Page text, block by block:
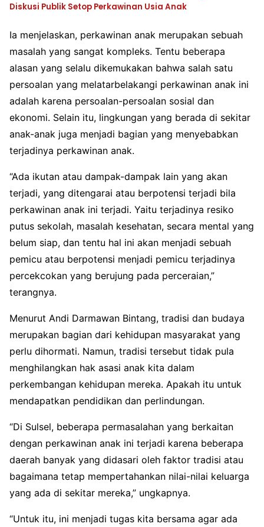
Diskusi Publik Setop Perkawinan Usia Anak
Ia menjelaskan, perkawinan anak merupakan sebuah
masalah yang sangat kompleks. Tentu beberapa
alasan yang selalu dikemukakan bahwa salah satu
persoalan yang melatarbelakangi perkawinan anak ini
adalah karena persoalan-persoalan sosial dan
ekonomi. Selain itu, lingkungan yang berada di sekitar
anak-anak juga menjadi bagian yang menyebabkan
terjadinya perkawinan anak.
“Ada ikutan atau dampak-dampak lain yang akan
terjadi, yang ditengarai atau berpotensi terjadi bila
perkawinan anak ini terjadi. Yaitu terjadinya resiko
putus sekolah, masalah kesehatan, secara mental yang
belum siap, dan tentu hal ini akan menjadi sebuah
pemicu atau berpotensi menjadi pemicu terjadinya
percekcokan yang berujung pada perceraian,”
terangnya.
Menurut Andi Darmawan Bintang, tradisi dan budaya
merupakan bagian dari kehidupan masyarakat yang
perlu dihormati. Namun, tradisi tersebut tidak pula
menghilangkan hak asasi anak kita dalam
perkembangan kehidupan mereka. Apakah itu untuk
mendapatkan pendidikan dan perlindungan.
“Di Sulsel, beberapa permasalahan yang berkaitan
dengan perkawinan anak ini terjadi karena beberapa
daerah banyak yang didasari oleh faktor tradisi atau
bagaimana tetap mempertahankan nilai-nilai keluarga
yang ada di sekitar mereka,” ungkapnya.
“Untuk itu, ini menjadi tugas kita bersama agar ada